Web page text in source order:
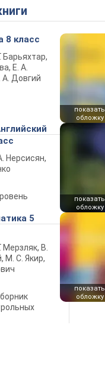
8 класс
Барьяхтар,
Е. А.
А. Довгий
показать
обложку
Нерсисян,
показать
обложку
5
Мерзляк, В.
М. С. Якир,
показать
обложку